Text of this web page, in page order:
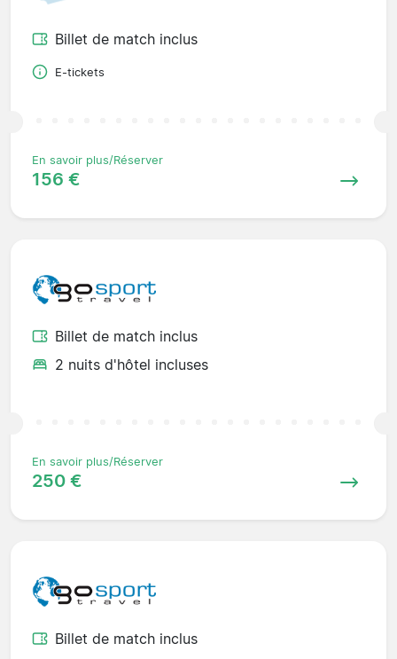
Billet de match inclus
E-tickets
En savoir plus/Réserver
156 €
Billet de match inclus
2 nuits d'hôtel incluses
En savoir plus/Réserver
250 €
Billet de match inclus